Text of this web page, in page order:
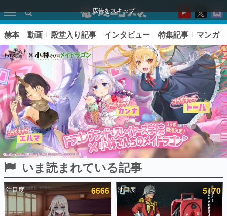
広告をスキップ
ピックアップ
電ファミのいま読まれている記事ランキング
赫本 動画 殿堂入り記事 インタビュー 特集記事 マンガ
いま読まれている記事
注目度 6666 注目度 5170